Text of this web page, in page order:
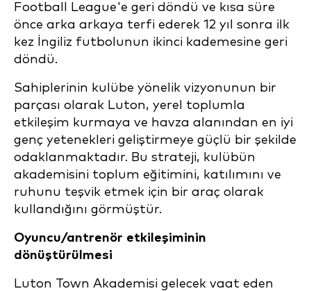
Football League'e geri döndü ve kısa süre
önce arka arkaya terfi ederek 12 yıl sonra ilk
kez İngiliz futbolunun ikinci kademesine geri
döndü.
Sahiplerinin kulübe yönelik vizyonunun bir
parçası olarak Luton, yerel toplumla
etkileşim kurmaya ve havza alanından en iyi
genç yetenekleri geliştirmeye güçlü bir şekilde
odaklanmaktadır. Bu strateji, kulübün
akademisini toplum eğitimini, katılımını ve
ruhunu teşvik etmek için bir araç olarak
kullandığını görmüştür.
Oyuncu/antrenör etkileşiminin
dönüştürülmesi
Luton Town Akademisi gelecek vaat eden